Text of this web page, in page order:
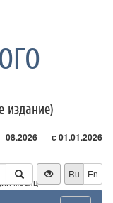
издание)
08.2026 с 01.01.2026
месяц
Ru En